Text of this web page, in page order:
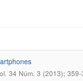
34 Núm. 3 (2013);